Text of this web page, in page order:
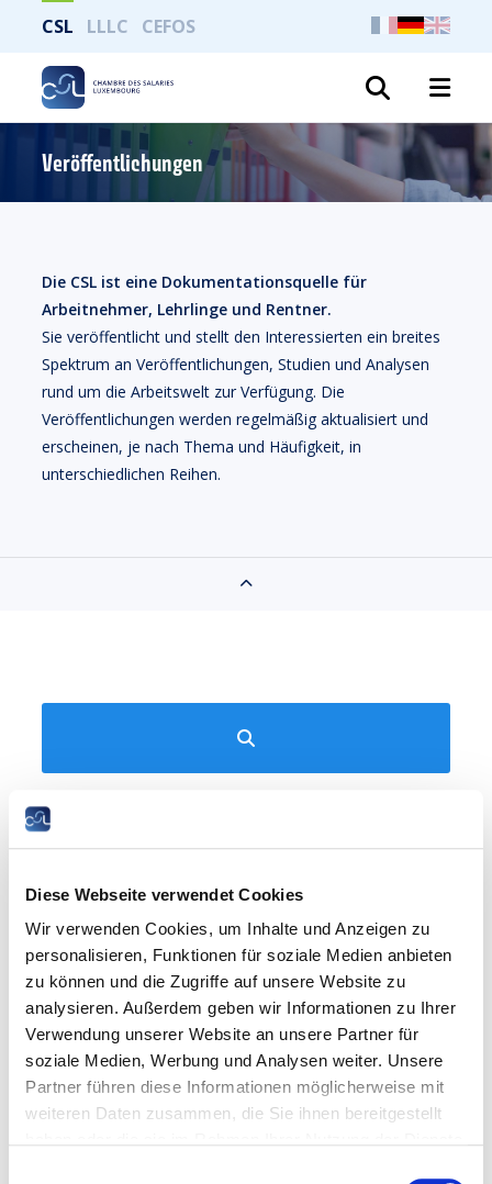
Diese Webseite verwendet Cookies
Wir verwenden Cookies, um Inhalte und Anzeigen zu
personalisieren, Funktionen für soziale Medien anbieten
zu können und die Zugriffe auf unsere Website zu
analysieren. Außerdem geben wir Informationen zu Ihrer
Verwendung unserer Website an unsere Partner für
soziale Medien, Werbung und Analysen weiter. Unsere
Partner führen diese Informationen möglicherweise mit
weiteren Daten zusammen, die Sie ihnen bereitgestellt
CSL LLLC CEFOS
Veröffentlichungen
Die CSL ist eine Dokumentationsquelle für
Arbeitnehmer, Lehrlinge und Rentner.
Sie veröffentlicht und stellt den Interessierten ein breites
Spektrum an Veröffentlichungen, Studien und Analysen
rund um die Arbeitswelt zur Verfügung. Die
Veröffentlichungen werden regelmäßig aktualisiert und
erscheinen, je nach Thema und Häufigkeit, in
unterschiedlichen Reihen.
Alle Jahre
23 Mai 2025
Ein Praktikum absolvieren oder als Schüler oder
Student arbeiten